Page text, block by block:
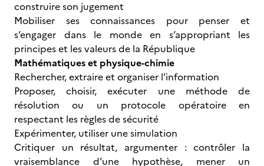
construire son jugement
Mobiliser ses connaissances pour penser et
s’engager dans le monde en s’appropriant les
principes et les valeurs de la République
Mathématiques et physique-chimie
Rechercher, extraire et organiser l’information
Proposer, choisir, exécuter une méthode de
résolution ou un protocole opératoire en
respectant les règles de sécurité
Expérimenter, utiliser une simulation
Critiquer un résultat, argumenter : contrôler la
vraisemblance d’une hypothèse, mener un